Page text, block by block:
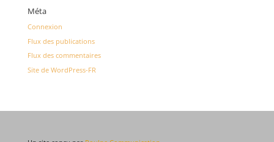
Méta
Connexion
Flux des publications
Flux des commentaires
Site de WordPress-FR